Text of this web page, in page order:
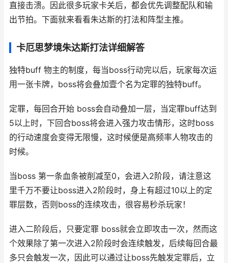
直接击溃。因此很多玩家卡关后，都会优先调整配队和输
出节拍。下面就来看看朱达斯的打法和阵型主推。
卡厄思梦境朱达斯打法详细解答
独特buff 物主的制度，每当boss行动完以后，玩家每次运
用一张卡牌，boss将会叠加壹个名为定罪的独特buff。
定罪，每回合开始 boss会自动叠加一层，当定罪buff达到
5以上时，下回合boss将会进入强力攻击情形，这时boss
的行动速度会变得无限慢，这时候便是高频率人物攻击的
时候。
当boss 第一条血条被削减至0，会进入2阶段，请注意这
里千万不要让boss进入2阶段时，身上有超过10以上的定
罪层数，否则boss的连续攻击，很容易秒杀玩家！
进入二阶段后，只要定罪 boss就会立即攻击一次，然而这
个效果除了第一次进入2阶段时会连续触发，后续每回合最
多只会触发一次，因此可以通过让boss先触发定罪后，立